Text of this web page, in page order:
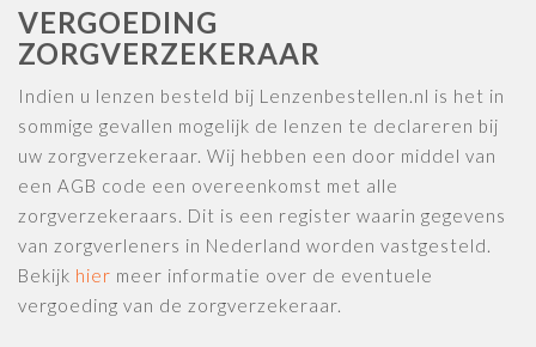
VERGOEDING
ZORGVERZEKERAAR
Indien u lenzen besteld bij Lenzenbestellen.nl is het in
sommige gevallen mogelijk de lenzen te declareren bij
uw zorgverzekeraar. Wij hebben een door middel van
een AGB code een overeenkomst met alle
zorgverzekeraars. Dit is een register waarin gegevens
van zorgverleners in Nederland worden vastgesteld.
Bekijk hier meer informatie over de eventuele
vergoeding van de zorgverzekeraar.